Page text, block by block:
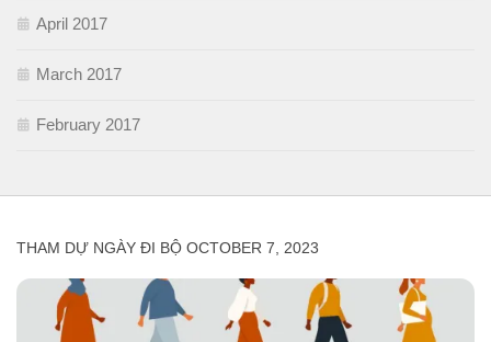
April 2017
March 2017
February 2017
THAM DỰ NGÀY ĐI BỘ OCTOBER 7, 2023